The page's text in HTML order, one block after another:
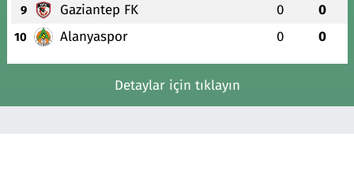
9 Gaziantep FK 0 0
10 Alanyaspor 0 0
Detaylar için tıklayın